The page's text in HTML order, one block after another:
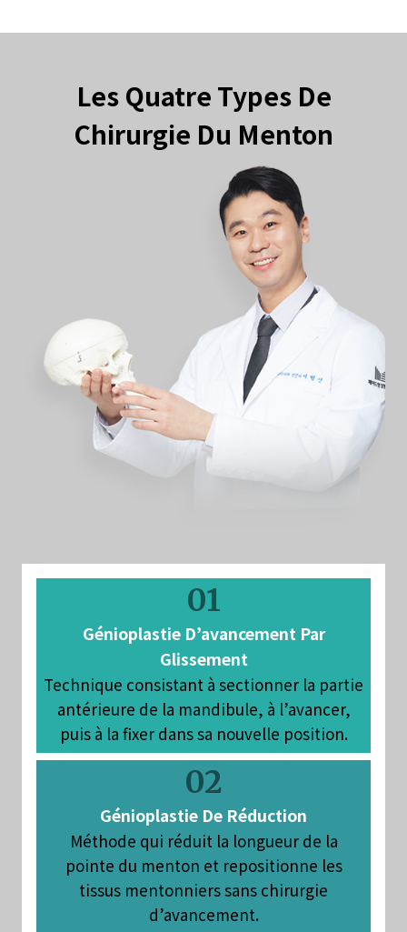
Les Quatre Types De
Chirurgie Du Menton
01
Génioplastie D’avancement Par
Glissement
Technique consistant à sectionner la partie
antérieure de la mandibule, à l’avancer,
puis à la fixer dans sa nouvelle position.
02
Génioplastie De Réduction
Méthode qui réduit la longueur de la
pointe du menton et repositionne les
tissus mentonniers sans chirurgie
d’avancement.